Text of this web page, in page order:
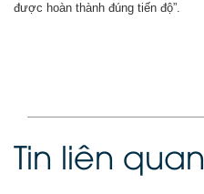
được hoàn thành đúng tiến độ”.
Tin liên quan